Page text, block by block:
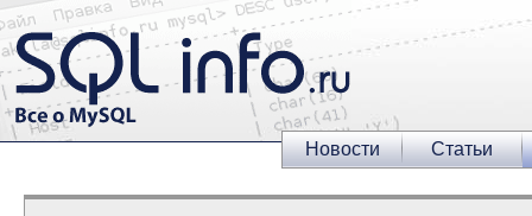
Новости Статьи